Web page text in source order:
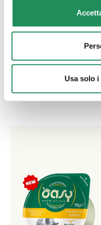
Usa solo
LIFESTAGE • Adult
Sterilized Pollo
gatti adulti castrati o